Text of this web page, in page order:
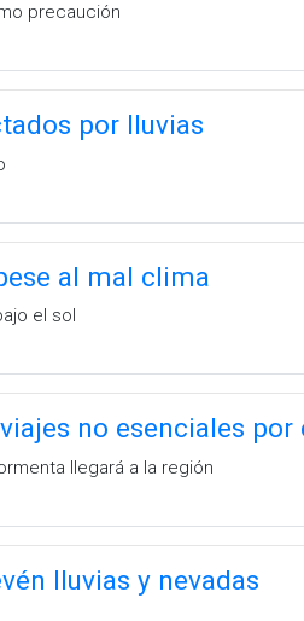
precaución
por lluvias
al mal clima
el sol
no esenciales por
llegará a la región
lluvias y nevadas